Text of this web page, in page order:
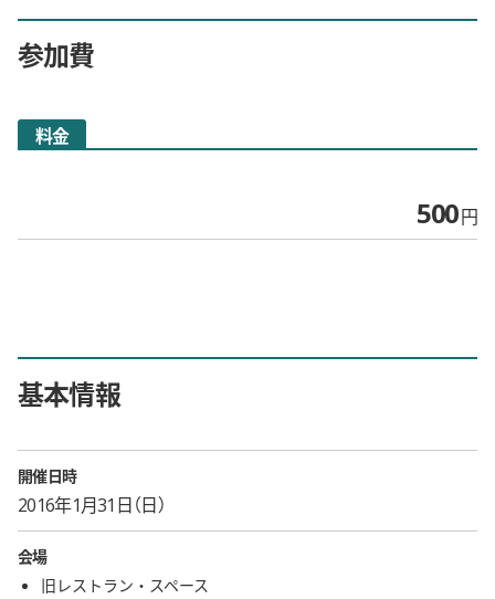
参加費
料金
500円
基本情報
開催日時
2016年1月31日（日）
会場
旧レストラン・スペース